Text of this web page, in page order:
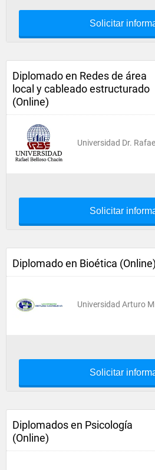
Solicitar
Diplomado en Redes de área
local y cableado estructurado
(Online)
Universidad Dr.
Solicitar
Diplomado en Bioética (Online)
Universidad Arturo
Solicitar
Diplomados en Psicología
(Online)